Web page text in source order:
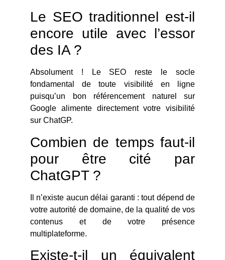
Le SEO traditionnel est-il
encore utile avec l’essor
des IA ?
Absolument ! Le SEO reste le socle
fondamental de toute visibilité en ligne
puisqu’un bon référencement naturel sur
Google alimente directement votre visibilité
sur ChatGP.
Combien de temps faut-il
pour être cité par
ChatGPT ?
Il n’existe aucun délai garanti : tout dépend de
votre autorité de domaine, de la qualité de vos
contenus et de votre présence
multiplateforme.
Existe-t-il un équivalent